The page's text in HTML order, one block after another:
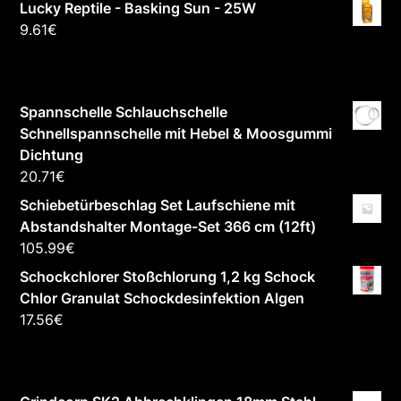
Lucky Reptile - Basking Sun - 25W
9.61€
Spannschelle Schlauchschelle
Schnellspannschelle mit Hebel & Moosgummi
Dichtung
20.71€
Schiebetürbeschlag Set Laufschiene mit
Abstandshalter Montage-Set 366 cm (12ft)
105.99€
Schockchlorer Stoßchlorung 1,2 kg Schock
Chlor Granulat Schockdesinfektion Algen
17.56€